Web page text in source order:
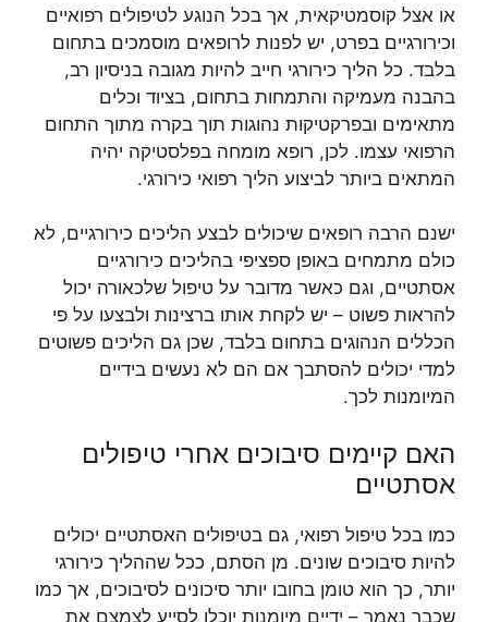
או אצל קוסמטיקאית, אך בכל הנוגע לטיפולים רפואיים
וכירורגיים בפרט, יש לפנות לרופאים מוסמכים בתחום
בלבד. כל הליך כירורגי חייב להיות מגובה בניסיון רב,
בהבנה מעמיקה והתמחות בתחום, בציוד וכלים
מתאימים ובפרקטיקות נהוגות תוך בקרה מתוך התחום
הרפואי עצמו. לכן, רופא מומחה בפלסטיקה יהיה
המתאים ביותר לביצוע הליך רפואי כירורגי.
ישנם הרבה רופאים שיכולים לבצע הליכים כירורגיים, לא
כולם מתמחים באופן ספציפי בהליכים כירורגיים
אסתטיים, וגם כאשר מדובר על טיפול שלכאורה יכול
להראות פשוט – יש לקחת אותו ברצינות ולבצעו על פי
הכללים הנהוגים בתחום בלבד, שכן גם הליכים פשוטים
למדי יכולים להסתבך אם הם לא נעשים בידיים
המיומנות לכך.
האם קיימים סיבוכים אחרי טיפולים
אסתטיים
כמו בכל טיפול רפואי, גם בטיפולים האסתטיים יכולים
להיות סיבוכים שונים. מן הסתם, ככל שההליך כירורגי
יותר, כך הוא טומן בחובו יותר סיכונים לסיבוכים, אך כמו
שכבר נאמר – ידיים מיומנות יוכלו לסייע לצמצם את